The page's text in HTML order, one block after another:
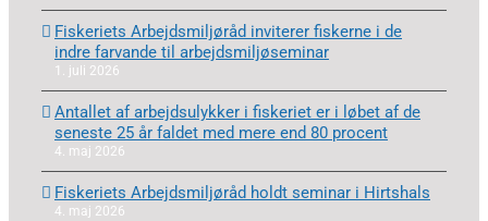
Fiskeriets Arbejdsmiljøråd inviterer fiskerne i de
indre farvande til arbejdsmiljøseminar
1. juli 2026
Antallet af arbejdsulykker i fiskeriet er i løbet af de
seneste 25 år faldet med mere end 80 procent
4. maj 2026
Fiskeriets Arbejdsmiljøråd holdt seminar i Hirtshals
4. maj 2026